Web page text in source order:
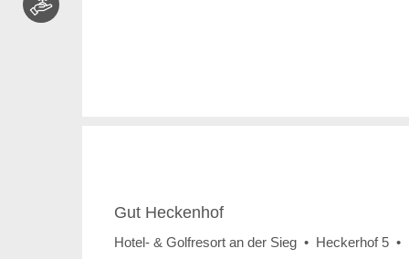
Gut Heckenhof
Hotel- & Golfresort an der Sieg • Heckerhof 5 •